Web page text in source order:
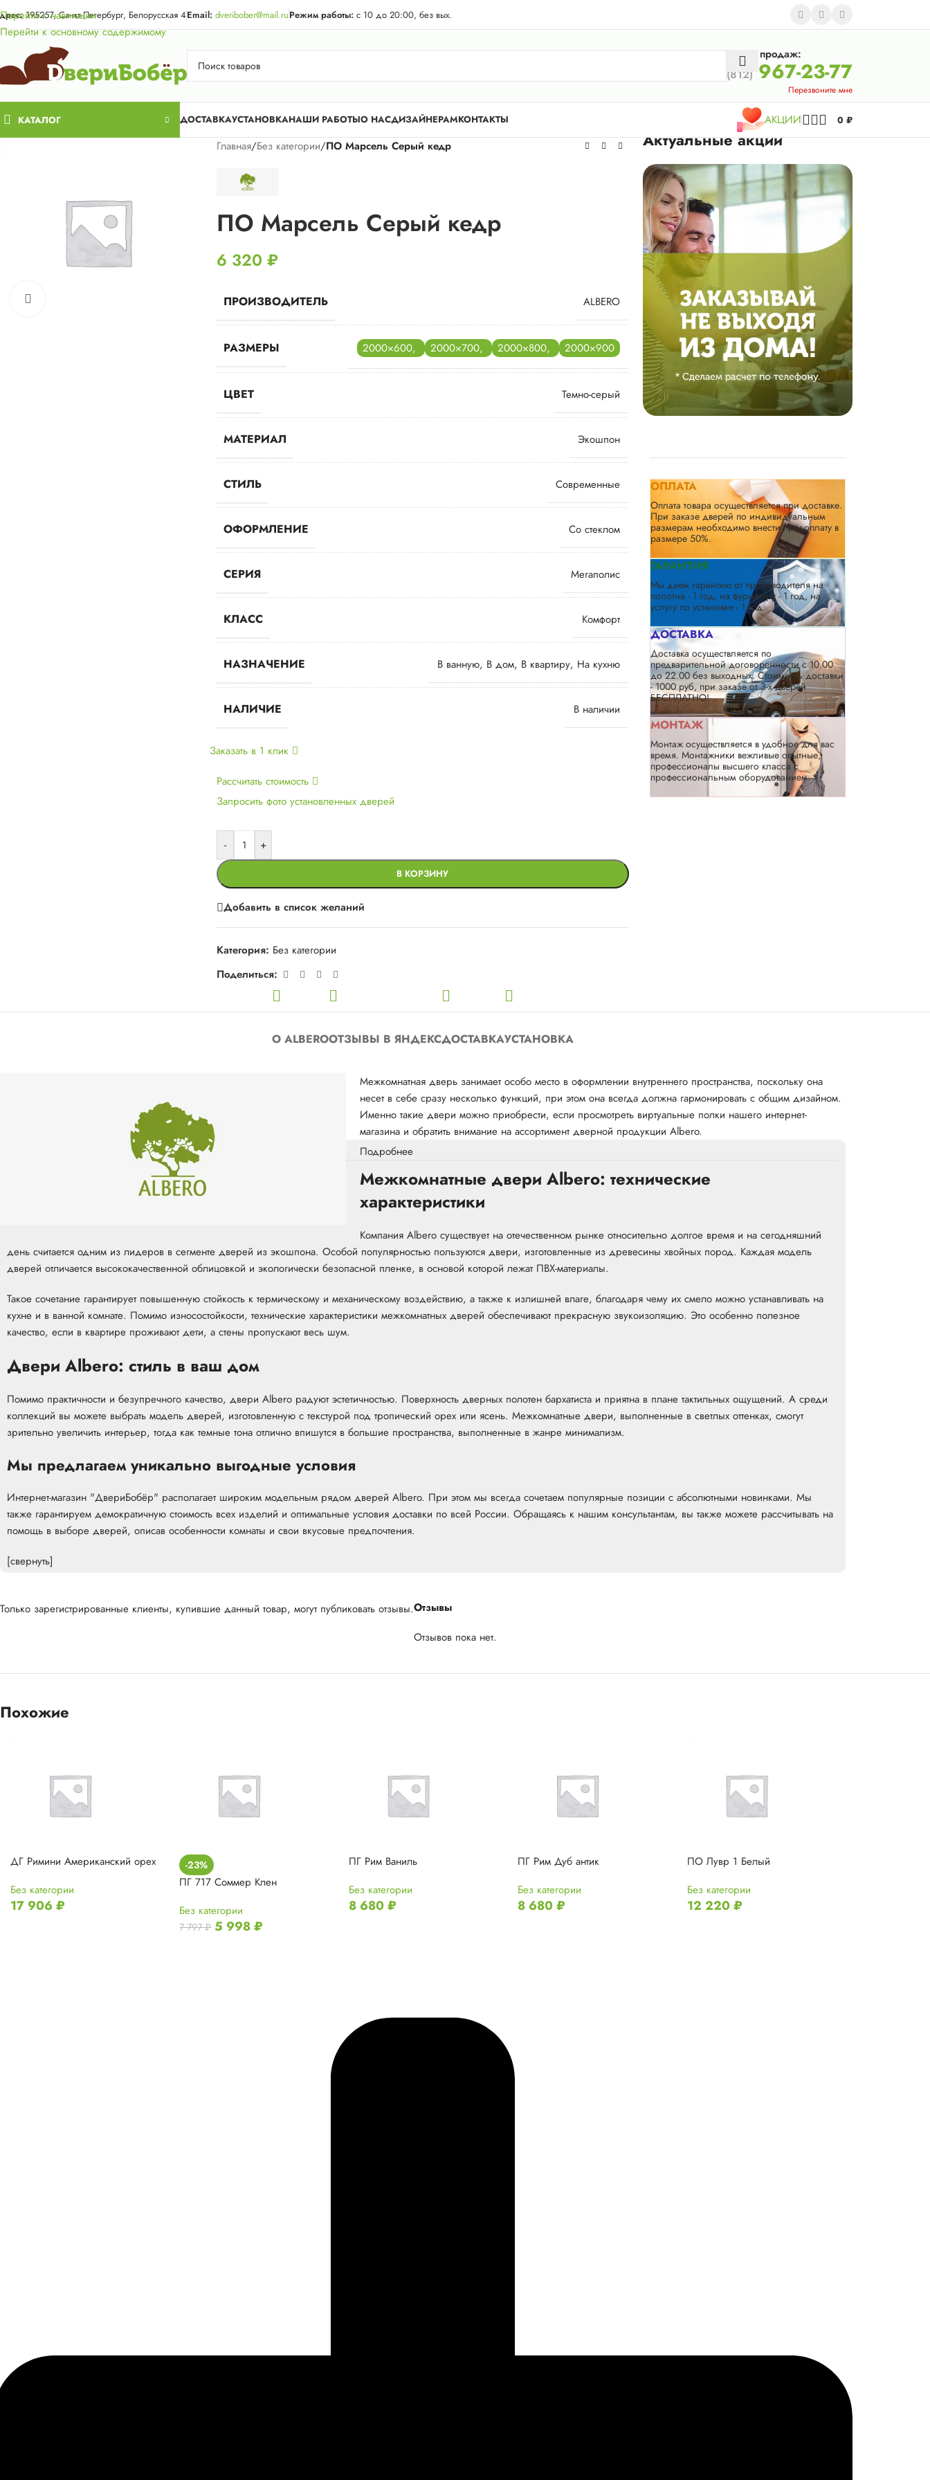
Перейти к навигации
Перейти к основному содержимому
Акция для жителей Лен. области! Бесплатная доставка в 50 км. от КАД.
195257, Санкт-Петербург, Белорусская 4Email: dveribober@mail.ruРежим работы: с 10 до 20:00, без вых.
Отдел продаж:
(812) 967-23-77
Перезвоните мне
КАТАЛОГ ДОСТАВКАУСТАНОВКАНАШИ РАБОТЫО НАСДИЗАЙНЕРАМКОНТАКТЫ АКЦИИ 0 ₽
Главная/Без категории/ПО Марсель Серый кедр
ПО Марсель Серый кедр
6 320 ₽
ПРОИЗВОДИТЕЛЬ ALBERO
РАЗМЕРЫ 2000×600, 2000×700, 2000×800, 2000×900
ЦВЕТ Темно-серый
МАТЕРИАЛ Экошпон
СТИЛЬ Современные
ОФОРМЛЕНИЕ Со стеклом
СЕРИЯ Мегаполис
КЛАСС Комфорт
НАЗНАЧЕНИЕ В ванную, В дом, В квартиру, На кухню
НАЛИЧИЕ В наличии
Заказать в 1 клик
Рассчитать стоимость
Запросить фото установленных дверей
- +
В КОРЗИНУ
Добавить в список желаний
Категория: Без категории
Поделиться:
Актуальные акции
ОПЛАТА
Оплата товара осуществляется при доставке.
При заказе дверей по индивидуальным
размерам необходимо внести предоплату в
размере 50%.
ГАРАНТИЯ
Мы даем гарантию от производителя на
полотна - 1 год, на фурнитуру - 1 год, на
услугу по установке - 1 год.
ДОСТАВКА
Доставка осуществляется по
предварительной договоренности с 10.00
до 22.00 без выходных. Стоимость доставки
- 1000 руб, при заказе от 3-х дверей
БЕСПЛАТНО!
МОНТАЖ
Монтаж осуществляется в удобное для вас
время. Монтажники вежливые опытные,
профессионалы высшего класса с
профессиональным оборудованием.
О ALBEROОТЗЫВЫ В ЯНДЕКСДОСТАВКАУСТАНОВКА
Межкомнатная дверь занимает особо место в оформлении внутреннего пространства, поскольку она
несет в себе сразу несколько функций, при этом она всегда должна гармонировать с общим дизайном.
Именно такие двери можно приобрести, если просмотреть виртуальные полки нашего интернет-
магазина и обратить внимание на ассортимент дверной продукции Albero.
Подробнее
Межкомнатные двери Albero: технические
характеристики
Компания Albero существует на отечественном рынке относительно долгое время и на сегодняшний
день считается одним из лидеров в сегменте дверей из экошпона. Особой популярностью пользуются двери, изготовленные из древесины хвойных пород. Каждая модель
дверей отличается высококачественной облицовкой и экологически безопасной пленке, в основой которой лежат ПВХ-материалы.
Такое сочетание гарантирует повышенную стойкость к термическому и механическому воздействию, а также к излишней влаге, благодаря чему их смело можно устанавливать на
кухне и в ванной комнате. Помимо износостойкости, технические характеристики межкомнатных дверей обеспечивают прекрасную звукоизоляцию. Это особенно полезное
качество, если в квартире проживают дети, а стены пропускают весь шум.
Двери Albero: стиль в ваш дом
Помимо практичности и безупречного качество, двери Albero радуют эстетичностью. Поверхность дверных полотен бархатиста и приятна в плане тактильных ощущений. А среди
коллекций вы можете выбрать модель дверей, изготовленную с текстурой под тропический орех или ясень. Межкомнатные двери, выполненные в светлых оттенках, смогут
зрительно увеличить интерьер, тогда как темные тона отлично впишутся в большие пространства, выполненные в жанре минимализм.
Мы предлагаем уникально выгодные условия
Интернет-магазин "ДвериБобёр" располагает широким модельным рядом дверей Albero. При этом мы всегда сочетаем популярные позиции с абсолютными новинками. Мы
также гарантируем демократичную стоимость всех изделий и оптимальные условия доставки по всей России. Обращаясь к нашим консультантам, вы также можете рассчитывать на
помощь в выборе дверей, описав особенности комнаты и свои вкусовые предпочтения.
[свернуть]
Отзывы
Отзывов пока нет.
Только зарегистрированные клиенты, купившие данный товар, могут публиковать отзывы.
Похожие
ДГ Римини Американский орех
Без категории
17 906 ₽
-23%
ПГ 717 Соммер Клен
Без категории
7 797₽ 5 998₽
ПГ Рим Ваниль
Без категории
8 680₽
ПГ Рим Дуб антик
Без категории
8 680₽
ПО Лувр 1 Белый
Без категории
12 220₽